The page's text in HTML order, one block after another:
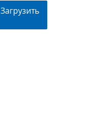
Загрузить